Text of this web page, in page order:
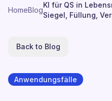
HomeBlog
KI für QS in
Siegel, Füllung,
Back to Blog
Anwendungsfälle